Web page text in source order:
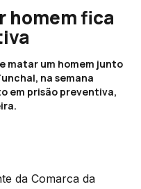
homem fica
matar um homem junto
na semana
em prisão preventiva,
da Comarca da